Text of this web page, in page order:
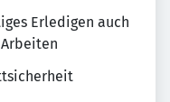
Erledigen auch